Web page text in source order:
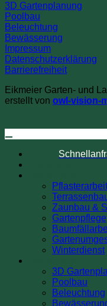
3D Gartenplanung
Poolbau
Beleuchtung
Bewässerung
Impressum
Datenschutzerklärung
Barrierefreiheit
Eikmeier Garten- und
erstellt von owl-vision-
Zaunbau &
Gartenpflege
Winterdienst
3D
Poolbau
Beleuchtung